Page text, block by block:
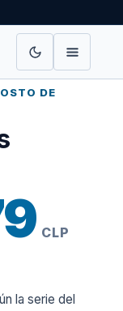
DE
CLP
la serie del